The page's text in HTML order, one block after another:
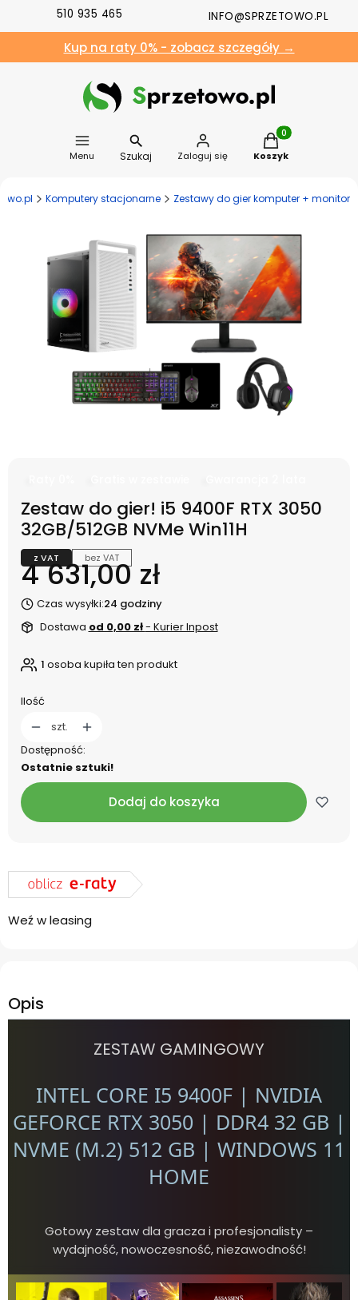
510 935 465 INFO@SPRZETOWO.PL
Kup na raty 0% - zobacz szczegóły →
Menu Szukaj Zaloguj się
Produkty w
Koszyk
Komputery stacjonarne Zestawy do gier komputer + monitor
Zestaw do gier! i5 9400F RTX 3050
32GB/512GB NVMe Win11H
z VAT bez VAT
Cena
4 631,00 zł
Czas wysyłki:24 godziny
Dostawa od 0,00 zł- Kurier Inpost
1 osoba kupiła ten produkt
Ilość
szt.
Dostępność:
Ostatnie sztuki!
Dodaj do koszyka
Weź w leasing
Opis
ZESTAW GAMINGOWY
INTEL CORE I5 9400F | NVIDIA
GEFORCE RTX 3050 | DDR4 32 GB |
NVME (M.2) 512 GB | WINDOWS 11
HOME
Gotowy zestaw dla gracza i profesjonalisty –
wydajność, nowoczesność, niezawodność!